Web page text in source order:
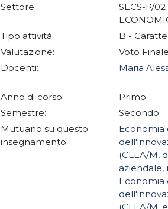
Settore:
SECS-P/
Tipo attività:
B -
Valutazione:
Voto Finale
Docenti:
Maria
Anno di corso:
Primo
Semestre:
Secondo
Mutuano su questo
insegnamento:
Economia
(CLEA/M,
aziendale,
Economia
(CLEA/M,